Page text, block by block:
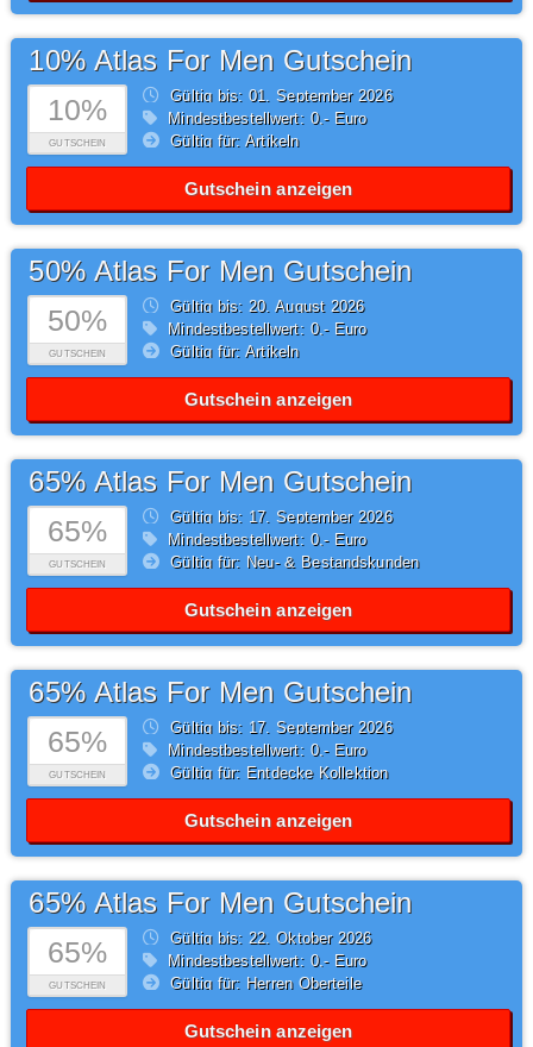
10%
GUTSCHEIN
10% Atlas For Men Gutschein
Gültig bis: 01.September2026
Mindestbestellwert: 0,- Euro
Gültig für: Artikeln
Gutschein anzeigen
50%
GUTSCHEIN
50% Atlas For Men Gutschein
Gültig bis: 20.August2026
Mindestbestellwert: 0,- Euro
Gültig für: Artikeln
Gutschein anzeigen
65%
GUTSCHEIN
65% Atlas For Men Gutschein
Gültig bis: 17.September2026
Mindestbestellwert: 0,- Euro
Gültig für: Neu- & Bestandskunden
Gutschein anzeigen
65%
GUTSCHEIN
65% Atlas For Men Gutschein
Gültig bis: 17.September2026
Mindestbestellwert: 0,- Euro
Gültig für: Entdecke Kollektion
Gutschein anzeigen
65%
GUTSCHEIN
65% Atlas For Men Gutschein
Gültig bis: 22.Oktober2026
Mindestbestellwert: 0,- Euro
Gültig für: Herren Oberteile
Gutschein anzeigen